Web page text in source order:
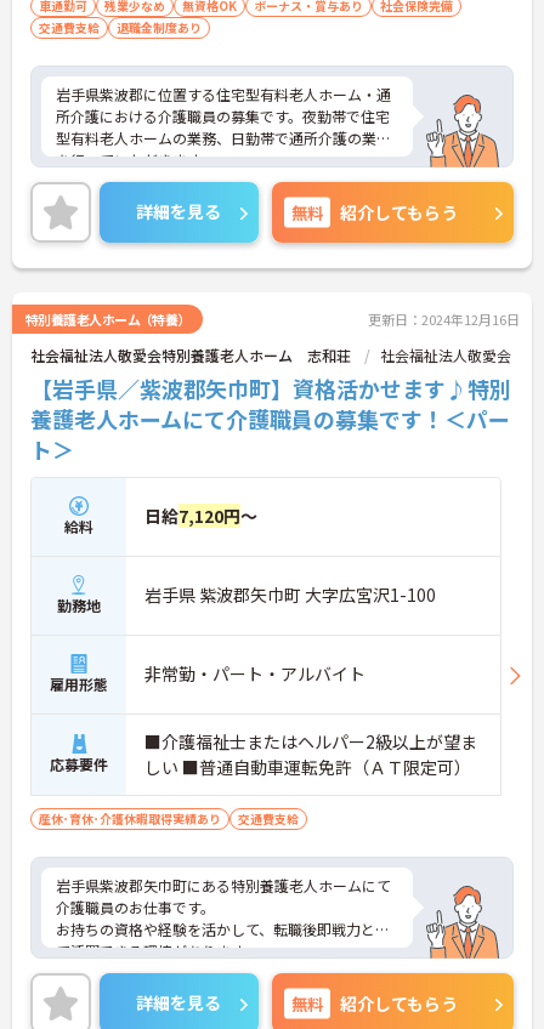
車通勤可 残業少なめ 無資格OK ボーナス・賞与あり
社会保険完備
交通費支給
退職金制度あり
岩手県紫波郡に位置する住宅型有料老人ホーム・通
所介護における介護職員の募集です。夜勤帯で住宅
型有料老人ホームの業務、日勤帯で通所介護の業務
を行っていただきます。
残業は基本ないので、ワークライフバランスを保ち
ながらご勤務いただけます。また、マイカー通勤が
可能なので、通勤が苦になりません。無料駐車場を
完備している事業所です。
ご興味のある方には、面接対策ポイントなど、さら
さい！
詳細を見る 無料 紹介してもらう
特別養護老人ホーム（特養） 更新日：2024年12月16日
社会福祉法人敬愛会特別養護老人ホーム 志和荘 社会福祉法人敬愛会
【岩手県／紫波郡矢巾町】資格活かせます♪特別
養護老人ホームにて介護職員の募集です！＜パー
ト＞
給料 日給7,120円～
勤務地 岩手県 紫波郡矢巾町 大字広宮沢1-100
雇用形態 非常勤・パート・アルバイト
応募要件
■介護福祉士またはヘルパー2級以上が望ま
しい ■普通自動車運転免許（ＡＴ限定可）
産休･育休･介護休暇取得実績あり 交通費支給
岩手県紫波郡矢巾町にある特別養護老人ホームにて
介護職員のお仕事です。
お持ちの資格や経験を活かして、転職後即戦力とし
て活躍できる環境があります。
ご興味ある方には、面接対策ポイントなど、さらに
詳細をお話しいたしますのでお気軽にご相談くださ
い。
詳細を見る 無料 紹介してもらう